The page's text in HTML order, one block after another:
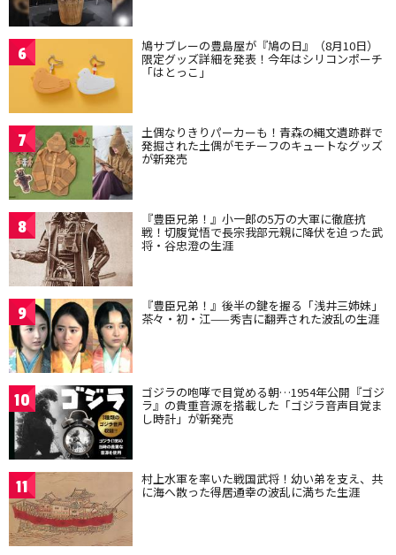
6 鳩サブレーの豊島屋が『鳩の日』（8月10日）
限定グッズ詳細を発表！今年はシリコンポーチ
「はとっこ」
7 土偶なりきりパーカーも！青森の縄文遺跡群で
発掘された土偶がモチーフのキュートなグッズ
が新発売
8 『豊臣兄弟！』小一郎の5万の大軍に徹底抗
戦！切腹覚悟で長宗我部元親に降伏を迫った武
将・谷忠澄の生涯
9 『豊臣兄弟！』後半の鍵を握る「浅井三姉妹」
茶々・初・江——秀吉に翻弄された波乱の生涯
10 ゴジラの咆哮で目覚める朝…1954年公開『ゴジ
ラ』の貴重音源を搭載した「ゴジラ音声目覚ま
し時計」が新発売
11 村上水軍を率いた戦国武将！幼い弟を支え、共
に海へ散った得居通幸の波乱に満ちた生涯